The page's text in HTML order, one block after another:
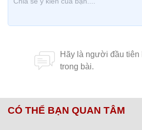
CÓ THỂ BẠN QUAN TÂM